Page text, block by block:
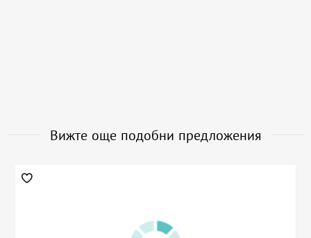
Вижте още подобни предложения